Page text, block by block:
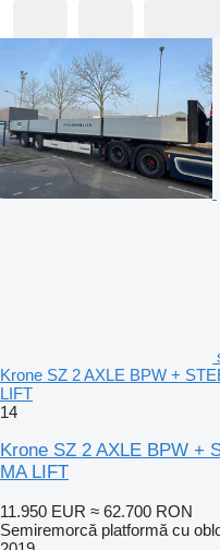
Krone SZ 2 AXLE BPW +
LIFT
14
Krone SZ 2 AXLE BPW +
MA LIFT
11.950 EUR ≈ 62.700 RON
Semiremorcă platformă cu